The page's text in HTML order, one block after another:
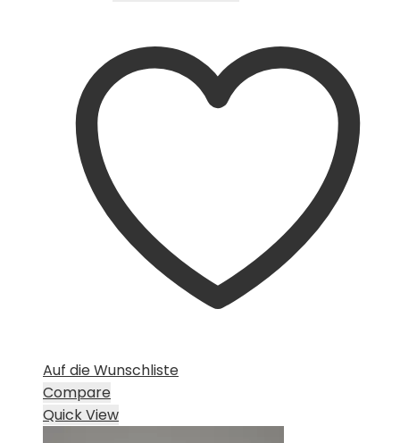
Auf die Wunschliste
Compare
Quick View